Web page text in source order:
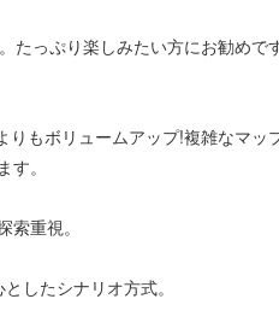
たっぷり楽しみたい方にお勧めで
りもボリュームアップ!複雑なマ
。
索重視。
したシナリオ方式。